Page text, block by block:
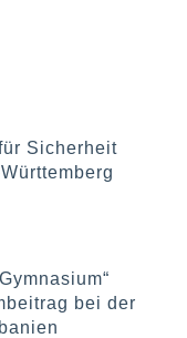
Sicherheit
bei der